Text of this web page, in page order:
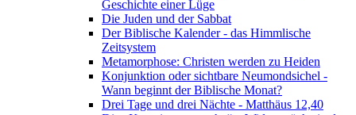
Geschichte einer Lüge
Die Juden und der Sabbat
Der Biblische Kalender - das Himmlische
Zeitsystem
Metamorphose: Christen werden zu Heiden
Konjunktion oder sichtbare Neumondsichel -
Wann beginnt der Biblische Monat?
Drei Tage und drei Nächte - Matthäus 12,40